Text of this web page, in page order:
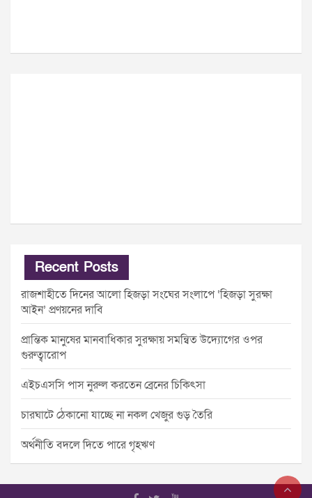
Recent Posts
রাজশাহীতে দিনের আলো হিজড়া সংঘের সংলাপে ‘হিজড়া সুরক্ষা
আইন’ প্রণয়নের দাবি
প্রান্তিক মানুষের মানবাধিকার সুরক্ষায় সমন্বিত উদ্যোগের ওপর
গুরুত্বারোপ
এইচএসসি পাস নুরুল করতেন ব্রেনের চিকিৎসা
চারঘাটে ঠেকানো যাচ্ছে না নকল খেজুর গুড় তৈরি
অর্থনীতি বদলে দিতে পারে গৃহঋণ